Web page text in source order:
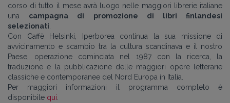
corso di tutto il mese avrà luogo nelle maggiori librerie italiane
una campagna di promozione di libri finlandesi
selezionati
Con Caffè Helsinki, Iperborea continua la sua missione di
avvicinamento e scambio tra la cultura scandinava e il nostro
Paese, operazione cominciata nel 1987 con la ricerca, la
traduzione e la pubblicazione delle maggiori opere letterarie
classiche e contemporanee del Nord Europa in Italia.
Per maggiori informazioni il programma completo è
disponibile qui